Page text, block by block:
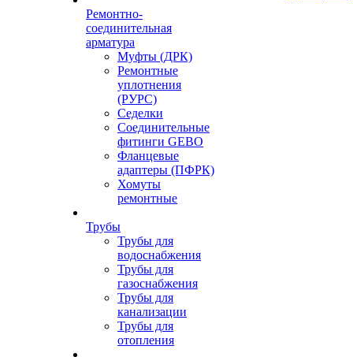
Ремонтно-
соединительная
арматура
Муфты (ДРК)
Ремонтные
уплотнения
(РУРС)
Седелки
Соединительные
фитинги GEBO
Фланцевые
адаптеры (ПФРК)
Хомуты
ремонтные
Трубы
Трубы для
водоснабжения
Трубы для
газоснабжения
Трубы для
канализации
Трубы для
отопления